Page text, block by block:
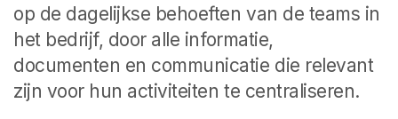
op de dagelijkse behoeften van de teams in
het bedrijf, door alle informatie,
documenten en communicatie die relevant
zijn voor hun activiteiten te centraliseren.